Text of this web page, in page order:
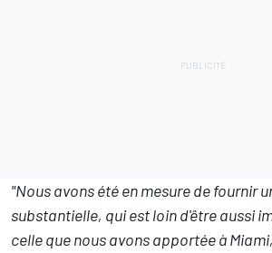
"Nous avons été en mesure de fournir
substantielle, qui est loin d'être aussi
celle que nous avons apportée à